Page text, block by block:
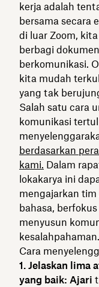
kerja adalah
bersama secara
di luar Zoom,
berbagi
berkomunikasi.
kita mudah
yang tak
Salah satu cara
komunikasi
berdasarkan
kami. Dalam
lokakarya ini
mengajarkan
bahasa,
menyusun
kesalahpahaman.
Cara
1. Jelaskan lima
yang baik: Ajari